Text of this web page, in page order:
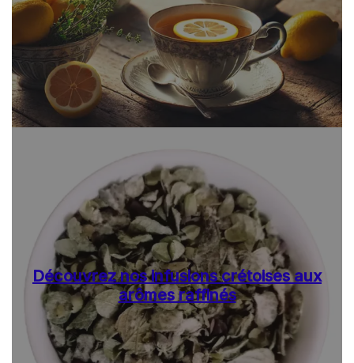
Découvrez nos infusions crétoises aux
arômes raffinés